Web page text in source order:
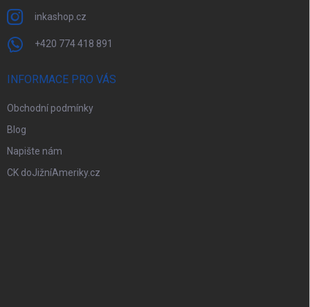
inkashop.cz
+420 774 418 891
INFORMACE PRO VÁS
Obchodní podmínky
Blog
Napište nám
CK doJižníAmeriky.cz